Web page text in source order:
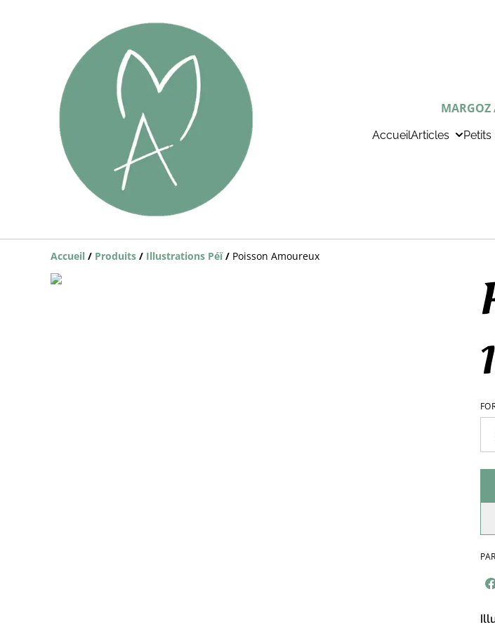
MARGOZ
AccueilArticles Petits
Accueil / Produits / Illustrations Péï / Poisson Amoureux